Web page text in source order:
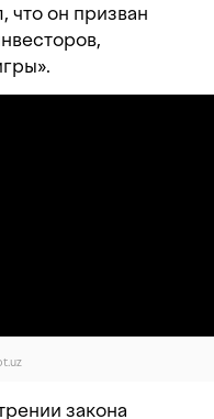
что он призван
закона